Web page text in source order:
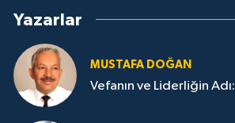
Yazarlar
MUSTAFA DOĞAN
Vefanın ve Liderliğin